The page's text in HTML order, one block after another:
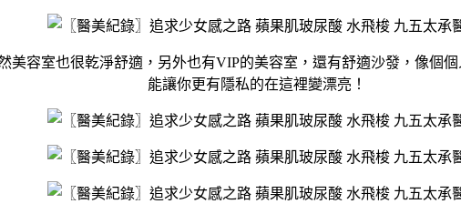
美容室也很乾淨舒適，另外也有VIP的美容室，還有舒適沙發，像個
能讓你更有隱私的在這裡變漂亮！